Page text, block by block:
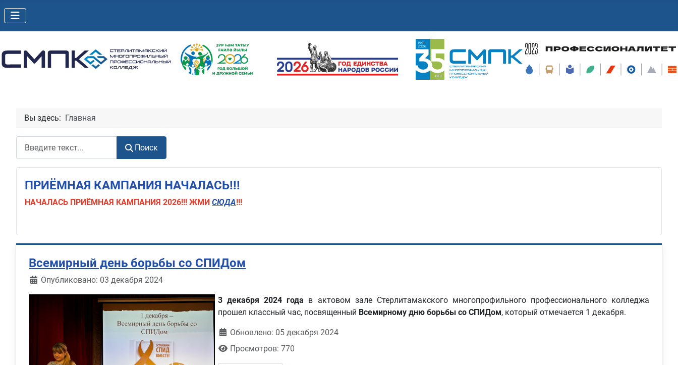
Вы здесь: Главная
Поиск
ПРИЁМНАЯ КАМПАНИЯ НАЧАЛАСЬ!!!
НАЧАЛАСЬ ПРИЁМНАЯ КАМПАНИЯ 2026!!! ЖМИ СЮДА!!!
Всемирный день борьбы со СПИДом
Информация о материале
Опубликовано: 03 декабря 2024
3 декабря 2024 года в актовом зале Стерлитамакского многопрофильного профессионального колледжа
прошел классный час, посвященный Всемирному дню борьбы со СПИДом, который отмечается 1 декабря.
Обновлено: 05 декабря 2024
Просмотров: 770